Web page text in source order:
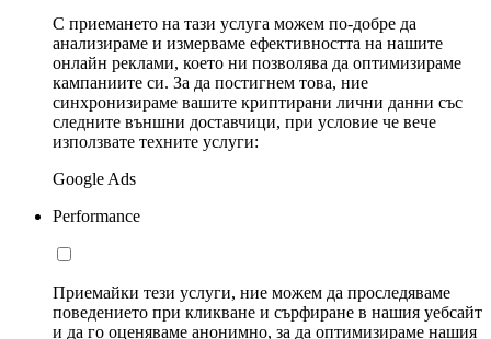
С приемането на тази услуга можем по-добре да
анализираме и измерваме ефективността на нашите
онлайн реклами, което ни позволява да оптимизираме
кампаниите си. За да постигнем това, ние
синхронизираме вашите криптирани лични данни със
следните външни доставчици, при условие че вече
използвате техните услуги:
Google Ads
Performance
Приемайки тези услуги, ние можем да проследяваме
поведението при кликване и сърфиране в нашия уебсайт
и да го оценяваме анонимно, за да оптимизираме нашия